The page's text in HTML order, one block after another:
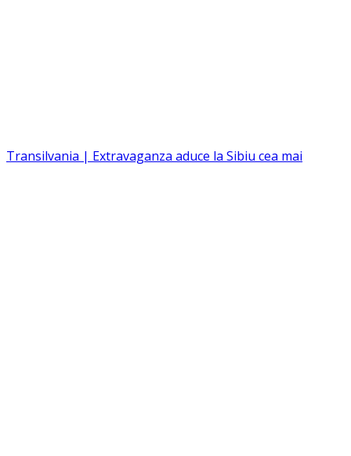
Transilvania | Extravaganza aduce la Sibiu cea mai